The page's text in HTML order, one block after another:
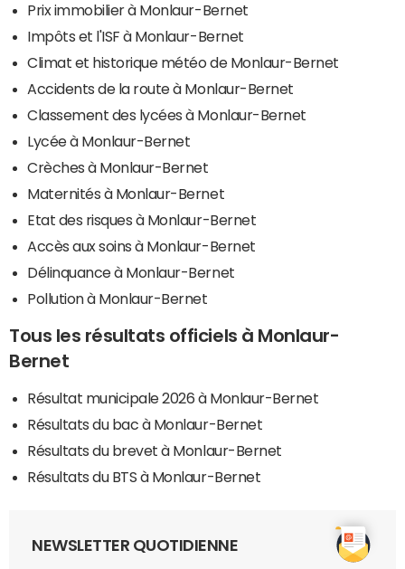
Prix immobilier à Monlaur-Bernet
Impôts et l'ISF à Monlaur-Bernet
Climat et historique météo de Monlaur-Bernet
Accidents de la route à Monlaur-Bernet
Classement des lycées à Monlaur-Bernet
Lycée à Monlaur-Bernet
Crèches à Monlaur-Bernet
Maternités à Monlaur-Bernet
Etat des risques à Monlaur-Bernet
Accès aux soins à Monlaur-Bernet
Délinquance à Monlaur-Bernet
Pollution à Monlaur-Bernet
Tous les résultats officiels à Monlaur-
Bernet
Résultat municipale 2026 à Monlaur-Bernet
Résultats du bac à Monlaur-Bernet
Résultats du brevet à Monlaur-Bernet
Résultats du BTS à Monlaur-Bernet
NEWSLETTER QUOTIDIENNE